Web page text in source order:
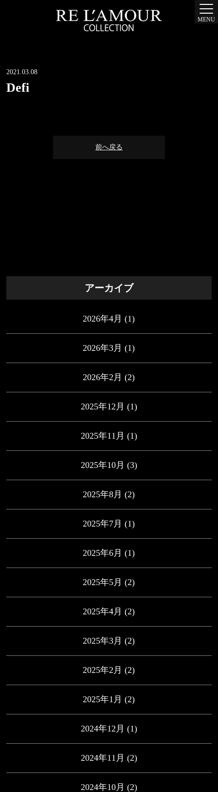
MENU
2021.03.08
Defi
前へ戻る
アーカイブ
2026年4月 (1)
2026年3月 (1)
2026年2月 (2)
2025年12月 (1)
2025年11月 (1)
2025年10月 (3)
2025年8月 (2)
2025年7月 (1)
2025年6月 (1)
2025年5月 (2)
2025年4月 (2)
2025年3月 (2)
2025年2月 (2)
2025年1月 (2)
2024年12月 (1)
2024年11月 (2)
2024年10月 (2)